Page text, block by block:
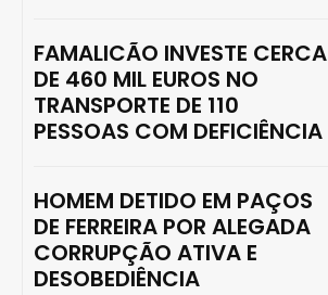
FAMALICÃO INVESTE CERCA
DE 460 MIL EUROS NO
TRANSPORTE DE 110
PESSOAS COM DEFICIÊNCIA
HOMEM DETIDO EM PAÇOS
DE FERREIRA POR ALEGADA
CORRUPÇÃO ATIVA E
DESOBEDIÊNCIA